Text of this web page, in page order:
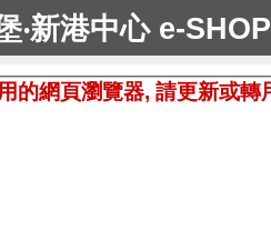
‧新港中心 e-SHOP
的網頁瀏覽器, 請更新或轉